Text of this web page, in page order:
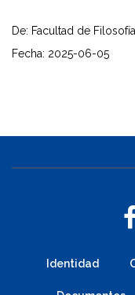
De: Facultad de
Fecha: 2025-06-05
Identidad